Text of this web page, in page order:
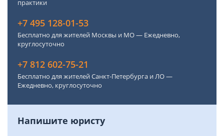
практики
+7 495 128-01-53
Бесплатно для жителей Москвы и МО — Ежедневно,
круглосуточно
+7 812 602-75-21
Бесплатно для жителей Санкт-Петербурга и ЛО —
Ежедневно, круглосуточно
Напишите юристу